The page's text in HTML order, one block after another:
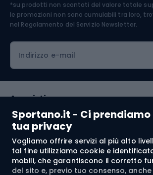
Sportano.it - Ci
tua privacy
Vogliamo offrire servizi al più alto
tal fine utilizziamo cookie e
mobili, che garantiscono il corretto
del sito e, previo tuo consenso,
Abbigliamento ciclistico
*su prodotti non scontati del valore totale
le promozioni non sono cumulabili tra loro,
nel Regolamento del Servizio Newsletter.
Indirizzo e-mail
Acquisti
Servizio clienti
Regolamento
Chi siamo